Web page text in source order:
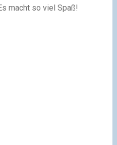
macht so viel Spaß!